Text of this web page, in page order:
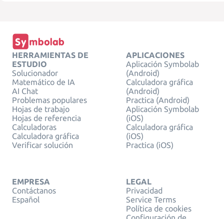
HERRAMIENTAS DE
ESTUDIO
Solucionador
Matemático de IA
AI Chat
Problemas populares
Hojas de trabajo
Hojas de referencia
Calculadoras
Calculadora gráfica
Verificar solución
APLICACIONES
Aplicación Symbolab
(Android)
Calculadora gráfica
(Android)
Practica (Android)
Aplicación Symbolab
(iOS)
Calculadora gráfica
(iOS)
Practica (iOS)
EMPRESA
Contáctanos
Español
LEGAL
Privacidad
Service Terms
Política de cookies